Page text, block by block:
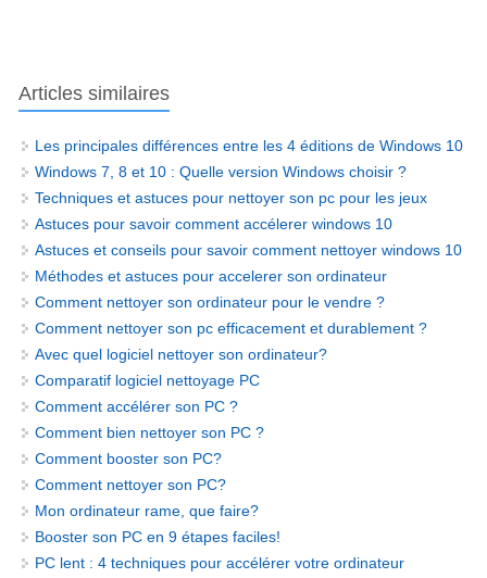
Articles similaires
Les principales différences entre les 4 éditions de Windows 10
Windows 7, 8 et 10 : Quelle version Windows choisir ?
Techniques et astuces pour nettoyer son pc pour les jeux
Astuces pour savoir comment accélerer windows 10
Astuces et conseils pour savoir comment nettoyer windows 10
Méthodes et astuces pour accelerer son ordinateur
Comment nettoyer son ordinateur pour le vendre ?
Comment nettoyer son pc efficacement et durablement ?
Avec quel logiciel nettoyer son ordinateur?
Comparatif logiciel nettoyage PC
Comment accélérer son PC ?
Comment bien nettoyer son PC ?
Comment booster son PC?
Comment nettoyer son PC?
Mon ordinateur rame, que faire?
Booster son PC en 9 étapes faciles!
PC lent : 4 techniques pour accélérer votre ordinateur